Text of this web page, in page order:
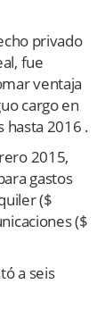
privado
fue
ventaja
cargo en
hasta 2016 .
2015,
gastos
($
($
a seis